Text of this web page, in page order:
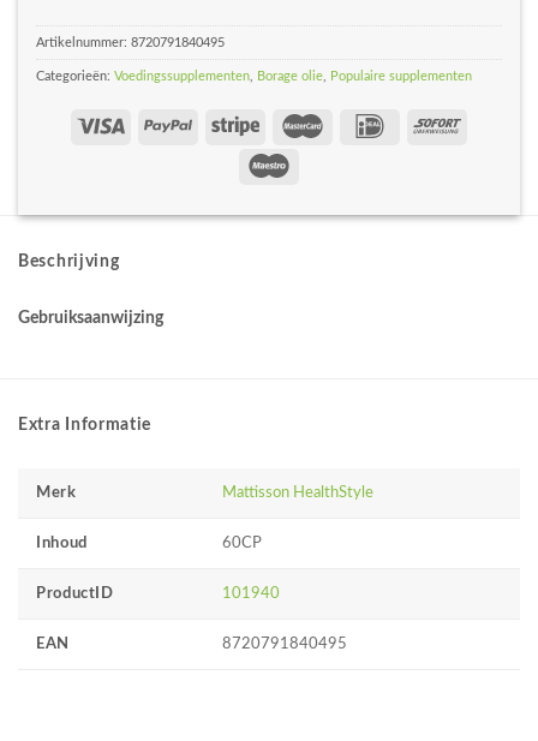
Artikelnummer: 8720791840495
Categorieën: Voedingssupplementen Borage olie Populaire supplementen
Beschrijving
Gebruiksaanwijzing
Extra Informatie
Merk Mattisson HealthStyle
Inhoud 60CP
ProductID 101940
EAN 8720791840495